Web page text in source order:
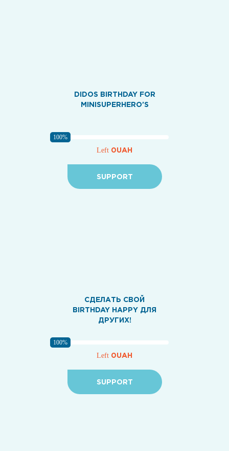
DIDOS BIRTHDAY FOR
MINISUPERHERO'S
100%
Left 0UAH
SUPPORT
СДЕЛАТЬ СВОЙ
BIRTHDAY HAPPY ДЛЯ
ДРУГИХ!
100%
Left 0UAH
SUPPORT